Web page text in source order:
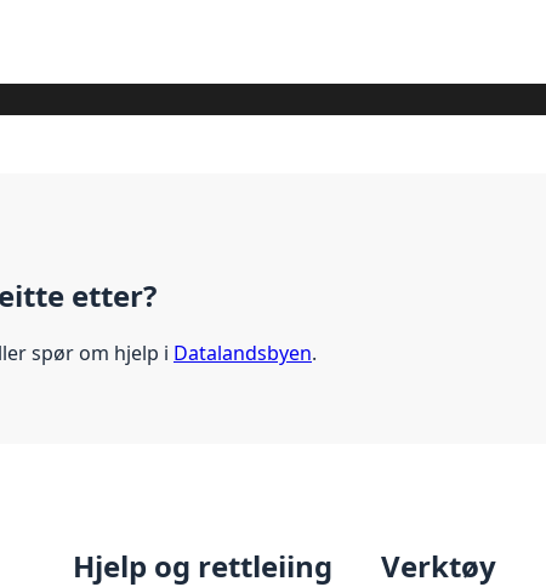
etter?
spør om hjelp i Datalandsbyen.
Hjelp og rettleiing Verktøy